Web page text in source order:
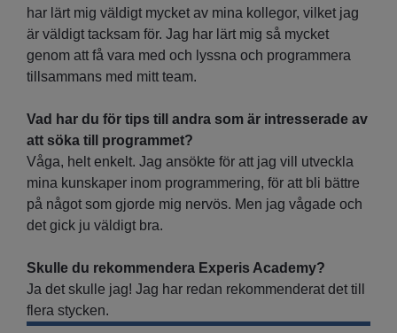
har lärt mig väldigt mycket av mina kollegor, vilket jag
är väldigt tacksam för. Jag har lärt mig så mycket
genom att få vara med och lyssna och programmera
tillsammans med mitt team.
Vad har du för tips till andra som är intresserade av
att söka till programmet?
Våga, helt enkelt. Jag ansökte för att jag vill utveckla
mina kunskaper inom programmering, för att bli bättre
på något som gjorde mig nervös. Men jag vågade och
det gick ju väldigt bra.
Skulle du rekommendera Experis Academy?
Ja det skulle jag! Jag har redan rekommenderat det till
flera stycken.